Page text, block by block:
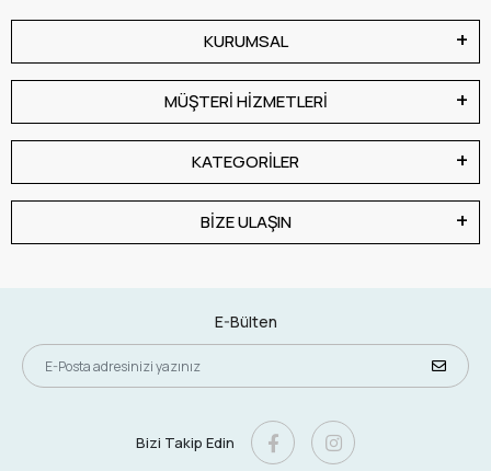
KURUMSAL
MÜŞTERİ HİZMETLERİ
KATEGORİLER
BİZE ULAŞIN
E-Bülten
Bizi Takip Edin